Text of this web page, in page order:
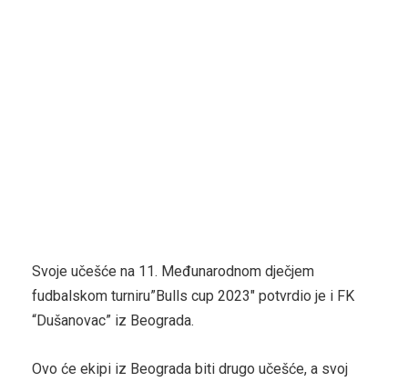
Svoje učešće na 11. Međunarodnom dječjem
fudbalskom turniru”Bulls cup 2023″ potvrdio je i FK
“Dušanovac” iz Beograda.
Ovo će ekipi iz Beograda biti drugo učešće, a svoj